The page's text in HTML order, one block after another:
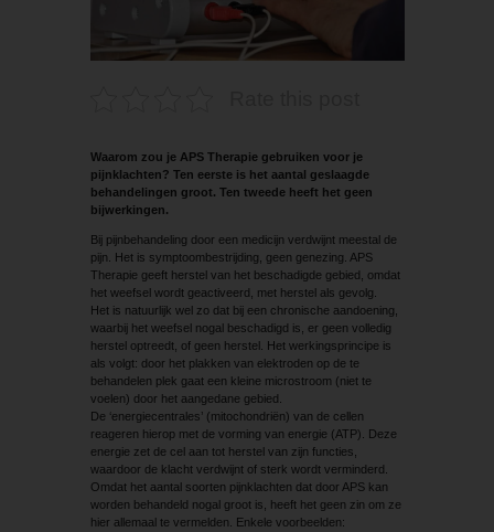
Waarom zou je APS Therapie gebruiken voor je
pijnklachten? Ten eerste is het aantal geslaagde
behandelingen groot. Ten tweede heeft het geen
bijwerkingen.
Bij pijnbehandeling door een medicijn verdwijnt meestal de
pijn. Het is symptoombestrijding, geen genezing. APS
Therapie geeft herstel van het beschadigde gebied, omdat
het weefsel wordt geactiveerd, met herstel als gevolg.
Het is natuurlijk wel zo dat bij een ­chronische aandoening,
waarbij het weefsel nogal ­beschadigd is, er geen volledig
herstel optreedt, of geen herstel. Het werkingsprincipe is
als volgt: door het plakken van elektroden op de te
behandelen plek gaat een kleine microstroom (niet te
voelen) door het aangedane gebied.
De ‘energiecentrales’ (mitochondriën) van de cellen
reageren hierop met de vorming van energie (ATP). Deze
energie zet de cel aan tot herstel van zijn functies,
waardoor de klacht verdwijnt of sterk wordt verminderd.
Omdat het aantal soorten pijnklachten dat door APS kan
worden behandeld nogal groot is, heeft het geen zin om ze
hier allemaal te vermelden. Enkele voorbeelden: